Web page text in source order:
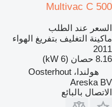
Multivac C 500
السعر عند الطلب
ماكينة التغليف بتفريغ الهواء
2011
8.16 حصان (6 kW)
هولندا، Oosterhout
Areska BV
الاتصال بالبائع